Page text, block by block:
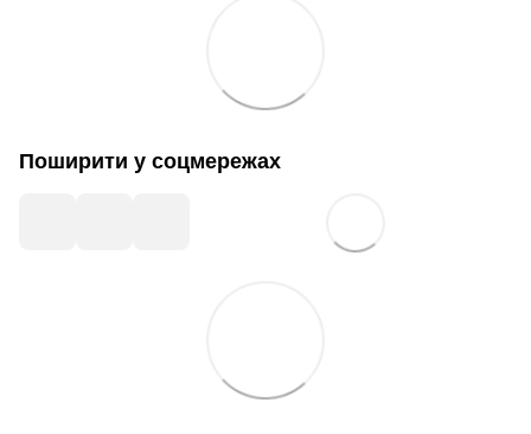
Поширити у соцмережах